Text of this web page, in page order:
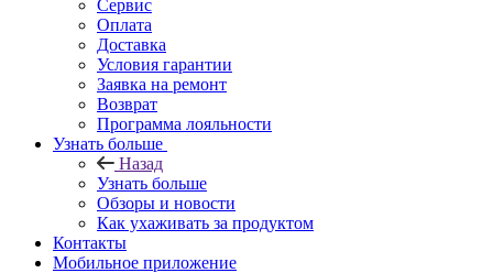
Сервис
Оплата
Доставка
Условия гарантии
Заявка на ремонт
Возврат
Программа лояльности
Узнать больше
Назад
Узнать больше
Обзоры и новости
Как ухаживать за продуктом
Контакты
Мобильное приложение